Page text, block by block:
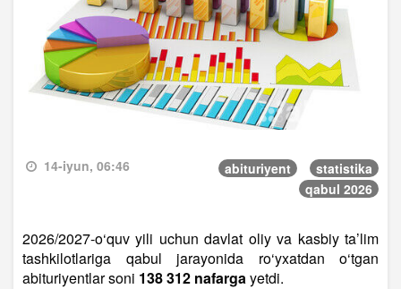
14-iyun, 06:46 abituriyent
statistika
qabul 2026
2026/2027-o‘quv yili uchun davlat oliy va kasbiy ta’lim
tashkilotlariga qabul jarayonida ro‘yxatdan o‘tgan
abituriyentlar soni 138 312 nafargayetdi.